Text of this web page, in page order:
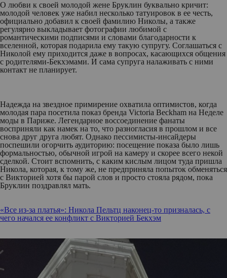
О любви к своей молодой жене Бруклин буквально кричит:
молодой человек уже набил несколько татуировок в ее честь,
официально добавил к своей фамилию Николы, а также
регулярно выкладывает фотографии любимой с
романтическими подписями и словами благодарности к
вселенной, которая подарила ему такую супругу. Соглашаться с
Николой ему приходится даже в вопросах, касающихся общения
с родителями-Бекхэмами. И сама супруга налаживать с ними
контакт не планирует.
Надежда на звездное примирение охватила оптимистов, когда
молодая пара посетила показ бренда Victoria Beckham на Неделе
моды в Париже. Легендарное воссоединение фанаты
восприняли как намек на то, что разногласия в прошлом и все
снова друг друга любят. Однако пессимисты-инсайдеры
поспешили огорчить аудиторию: посещение показа было лишь
формальностью, обычной игрой на камеру и скорее всего некой
сделкой. Стоит вспомнить, с каким кислым лицом туда пришла
Никола, которая, к тому же, не предприняла попыток обменяться
с Викторией хотя бы парой слов и просто стояла рядом, пока
Бруклин поздравлял мать.
«Все из-за платья»: Никола Пельтц наконец-то призналась, с
чего начался ее конфликт с Викторией Бекхэм